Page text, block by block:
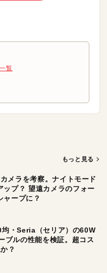
覧
もっと見る
メラを考察。ナイトモード
ップ？ 望遠カメラのフォー
ャープに？
・Seria（セリア）の60W
ブルの性能を検証。超コス
？